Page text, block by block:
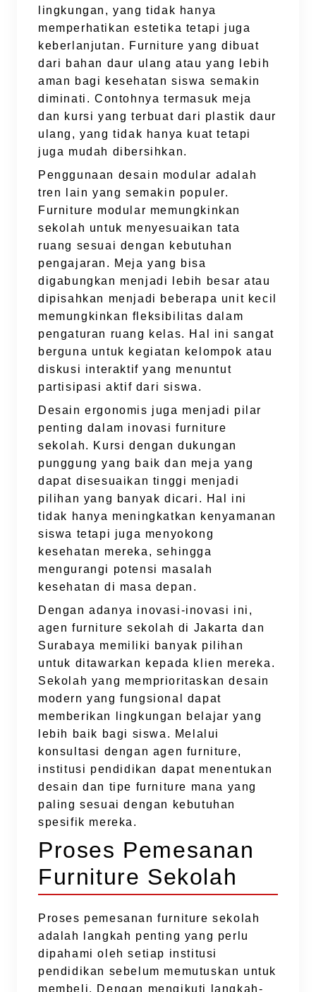
lingkungan, yang tidak hanya
memperhatikan estetika tetapi juga
keberlanjutan. Furniture yang dibuat
dari bahan daur ulang atau yang lebih
aman bagi kesehatan siswa semakin
diminati. Contohnya termasuk meja
dan kursi yang terbuat dari plastik daur
ulang, yang tidak hanya kuat tetapi
juga mudah dibersihkan.
Penggunaan desain modular adalah
tren lain yang semakin populer.
Furniture modular memungkinkan
sekolah untuk menyesuaikan tata
ruang sesuai dengan kebutuhan
pengajaran. Meja yang bisa
digabungkan menjadi lebih besar atau
dipisahkan menjadi beberapa unit kecil
memungkinkan fleksibilitas dalam
pengaturan ruang kelas. Hal ini sangat
berguna untuk kegiatan kelompok atau
diskusi interaktif yang menuntut
partisipasi aktif dari siswa.
Desain ergonomis juga menjadi pilar
penting dalam inovasi furniture
sekolah. Kursi dengan dukungan
punggung yang baik dan meja yang
dapat disesuaikan tinggi menjadi
pilihan yang banyak dicari. Hal ini
tidak hanya meningkatkan kenyamanan
siswa tetapi juga menyokong
kesehatan mereka, sehingga
mengurangi potensi masalah
kesehatan di masa depan.
Dengan adanya inovasi-inovasi ini,
agen furniture sekolah di Jakarta dan
Surabaya memiliki banyak pilihan
untuk ditawarkan kepada klien mereka.
Sekolah yang memprioritaskan desain
modern yang fungsional dapat
memberikan lingkungan belajar yang
lebih baik bagi siswa. Melalui
konsultasi dengan agen furniture,
institusi pendidikan dapat menentukan
desain dan tipe furniture mana yang
paling sesuai dengan kebutuhan
spesifik mereka.
Proses Pemesanan
Furniture Sekolah
Proses pemesanan furniture sekolah
adalah langkah penting yang perlu
dipahami oleh setiap institusi
pendidikan sebelum memutuskan untuk
membeli. Dengan mengikuti langkah-